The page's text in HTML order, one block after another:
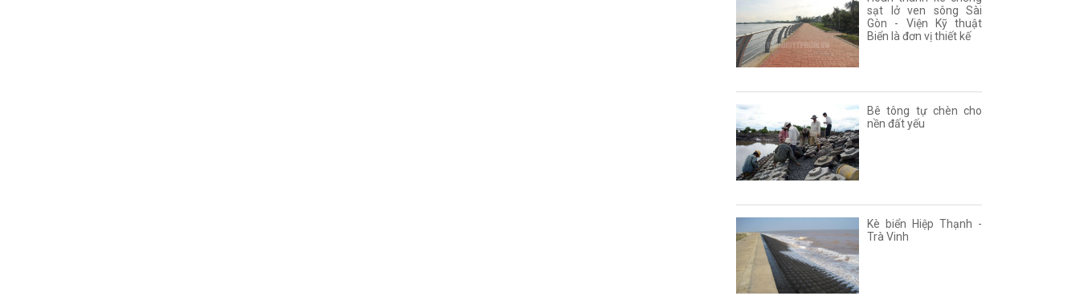
sạt lở ven sông Sài
Gòn - Viện Kỹ thuật
Biển là đơn vị thiết kế
Bê tông tự chèn cho
nền đất yếu
Kè biển Hiệp Thạnh -
Trà Vinh